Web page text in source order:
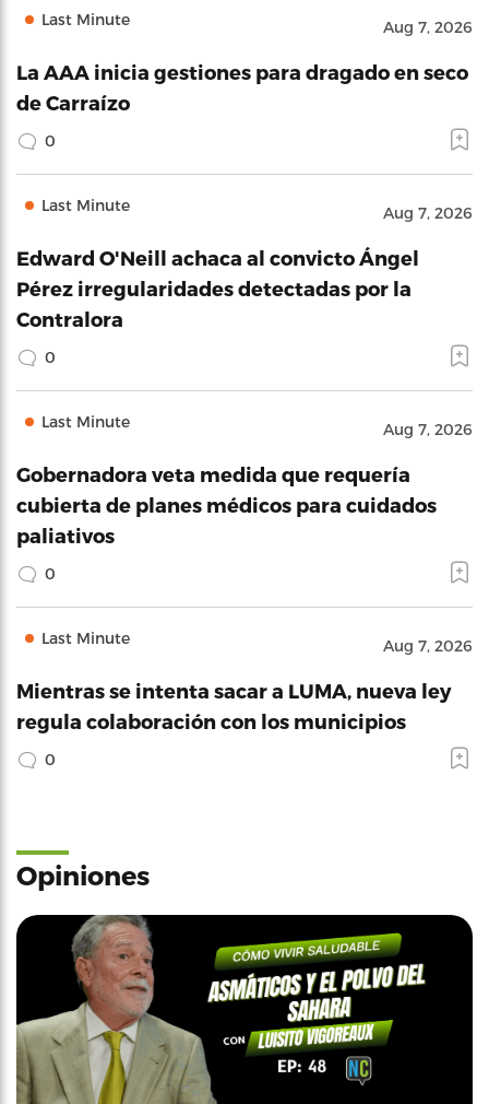
Last Minute Aug 7, 2026
La AAA inicia gestiones para dragado en seco
de Carraízo
0
Last Minute Aug 7, 2026
Edward O'Neill achaca al convicto Ángel
Pérez irregularidades detectadas por la
Contralora
0
Last Minute Aug 7, 2026
Gobernadora veta medida que requería
cubierta de planes médicos para cuidados
paliativos
0
Last Minute Aug 7, 2026
Mientras se intenta sacar a LUMA, nueva ley
regula colaboración con los municipios
0
Opiniones